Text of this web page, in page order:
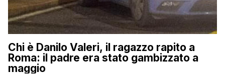
Chi è Danilo Valeri, il ragazzo rapito a
Roma: il padre era stato gambizzato a
maggio